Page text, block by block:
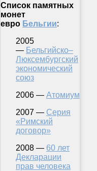
Список памятных
монет
евро Бельгии:
2005
— Бельгийско–
Люксембургский
экономический
союз
2006 — Атомиум
2007 — Серия
«Римский
договор»
2008 — 60 лет
Декларации
прав человека